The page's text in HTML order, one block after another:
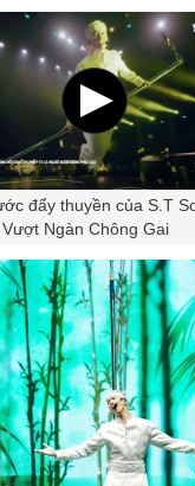
đẩy thuyền của S.T
Ngàn Chông Gai